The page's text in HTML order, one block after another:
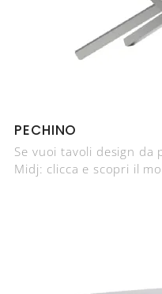
PECHINO
Se vuoi tavoli design da
Midj: clicca e scopri il